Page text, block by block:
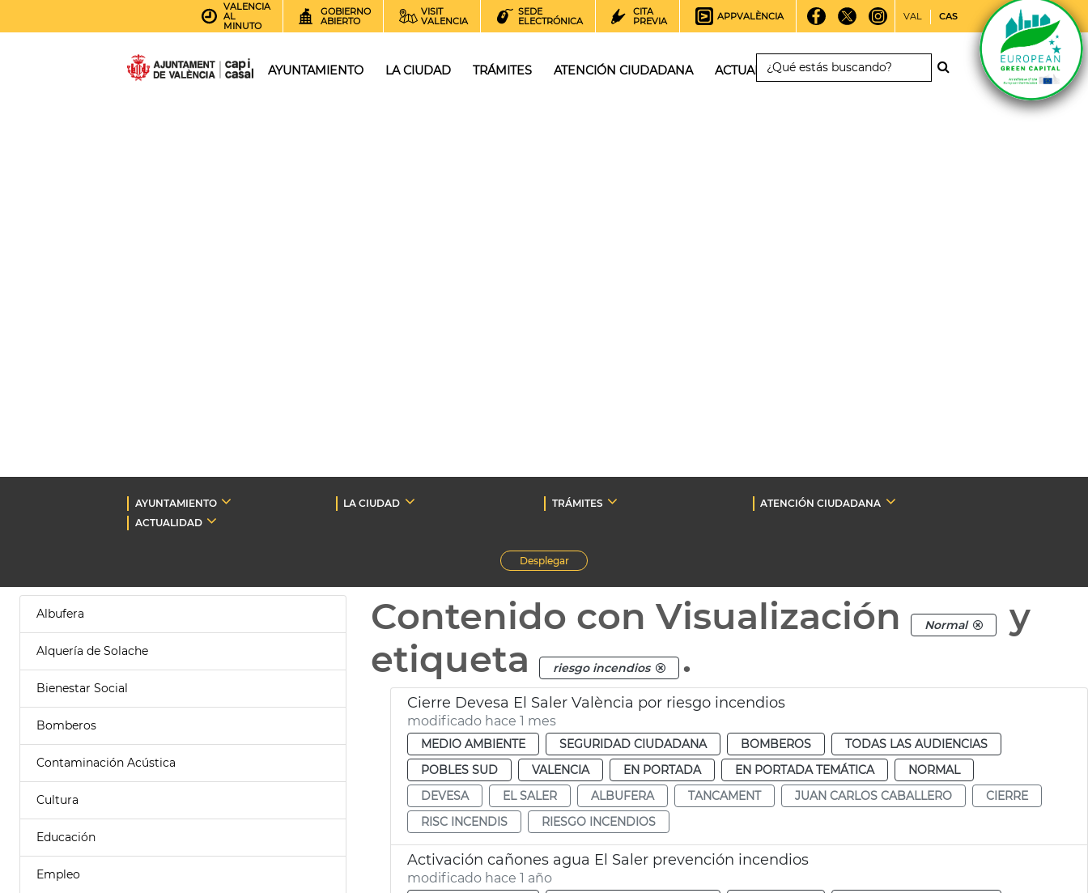
VALENCIA
AL
MINUTO
GOBIERNO
ABIERTO
VISIT
VALENCIA
SEDE
ELECTRÓNICA
CITA
PREVIA
APPVALÈNCIA VAL CAS
AYUNTAMIENTO LA CIUDAD TRÁMITES ATENCIÓN CIUDADANA ACTUALIDAD
AYUNTAMIENTO LA CIUDAD TRÁMITES
ATENCIÓN CIUDADANA
ACTUALIDAD
Desplegar
Albufera
Alquería de Solache
Bienestar Social
Bomberos
Contaminación Acústica
Cultura
Educación
Empleo
Contenido con Visualización Normal
y
etiqueta
riesgo incendios .
Cierre Devesa El Saler València por riesgo incendios
modificado hace 1 mes
MEDIO AMBIENTE SEGURIDAD CIUDADANA BOMBEROS
TODAS LAS AUDIENCIAS
POBLES SUD
VALENCIA EN PORTADA EN PORTADA TEMÁTICA
NORMAL
DEVESA
EL SALER ALBUFERA TANCAMENT JUAN CARLOS CABALLERO
CIERRE
RISC INCENDIS
RIESGO INCENDIOS
Activación cañones agua El Saler prevención incendios
modificado hace 1 año